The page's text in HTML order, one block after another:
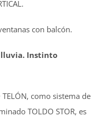
con balcón.
lluvia. Instinto
TELÓN, como sistema de
TOLDO STOR, es